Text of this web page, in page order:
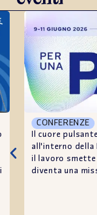
CONFERENZE
Il cuore
all'interno della
il lavoro smette
diventa una